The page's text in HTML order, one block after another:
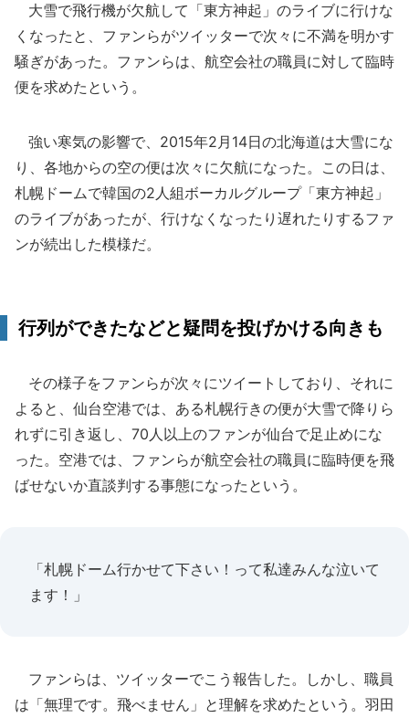
大雪で飛行機が欠航して「東方神起」のライブに行けな
くなったと、ファンらがツイッターで次々に不満を明かす
騒ぎがあった。ファンらは、航空会社の職員に対して臨時
便を求めたという。
強い寒気の影響で、2015年2月14日の北海道は大雪にな
り、各地からの空の便は次々に欠航になった。この日は、
札幌ドームで韓国の2人組ボーカルグループ「東方神起」
のライブがあったが、行けなくなったり遅れたりするファ
ンが続出した模様だ。
行列ができたなどと疑問を投げかける向きも
その様子をファンらが次々にツイートしており、それに
よると、仙台空港では、ある札幌行きの便が大雪で降りら
れずに引き返し、70人以上のファンが仙台で足止めにな
った。空港では、ファンらが航空会社の職員に臨時便を飛
ばせないか直談判する事態になったという。
「札幌ドーム行かせて下さい！って私達みんな泣いて
ます！」
ファンらは、ツイッターでこう報告した。しかし、職員
は「無理です。飛べません」と理解を求めたという。羽田